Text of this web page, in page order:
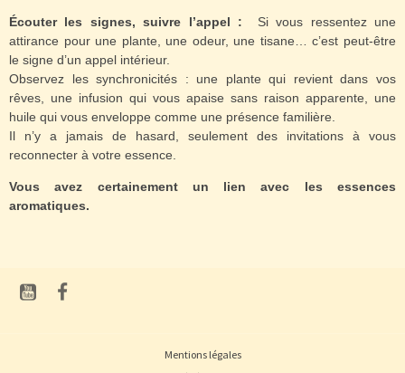
Écouter les signes, suivre l’appel : Si vous ressentez une
attirance pour une plante, une odeur, une tisane… c’est peut-être
le signe d’un appel intérieur.
Observez les synchronicités : une plante qui revient dans vos
rêves, une infusion qui vous apaise sans raison apparente, une
huile qui vous enveloppe comme une présence familière.
Il n’y a jamais de hasard, seulement des invitations à vous
reconnecter à votre essence.
Vous avez certainement un lien avec les essences
aromatiques.
Mentions légales